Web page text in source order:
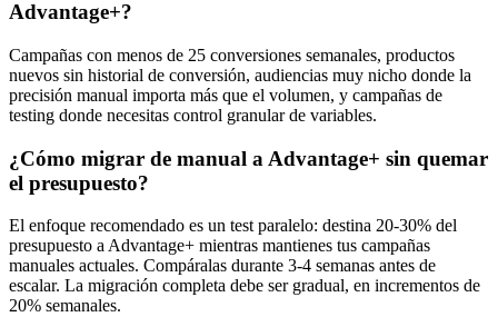
Advantage+?
Campañas con menos de 25 conversiones semanales, productos
nuevos sin historial de conversión, audiencias muy nicho donde la
precisión manual importa más que el volumen, y campañas de
testing donde necesitas control granular de variables.
¿Cómo migrar de manual a Advantage+ sin quemar
el presupuesto?
El enfoque recomendado es un test paralelo: destina 20-30% del
presupuesto a Advantage+ mientras mantienes tus campañas
manuales actuales. Compáralas durante 3-4 semanas antes de
escalar. La migración completa debe ser gradual, en incrementos de
20% semanales.